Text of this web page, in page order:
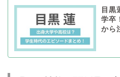
目黒
学卒
から